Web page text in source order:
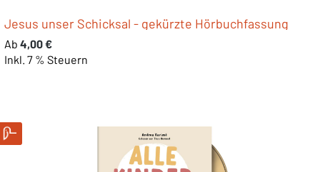
Jesus unser Schicksal - gekürzte Hörbuchfassung
Regulärer Preis:
Ab 4,00 €
Inkl. 7 % Steuern